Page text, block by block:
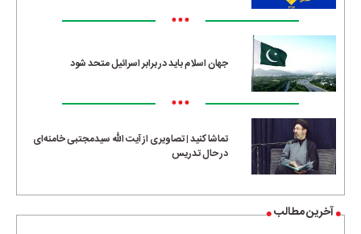
•••
جهان اسلام باید در برابر اسرائیل متحد شود
•••
تماشا کنید | تصاویری از آیت الله سیدمجتبی خامنه‌ای
در حال تدریس
آخرین مطالب